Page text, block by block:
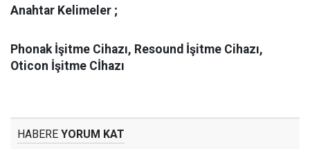
Anahtar Kelimeler ;
Phonak İşitme Cihazı, Resound İşitme Cihazı,
Oticon İşitme Cİhazı
HABERE YORUM KAT